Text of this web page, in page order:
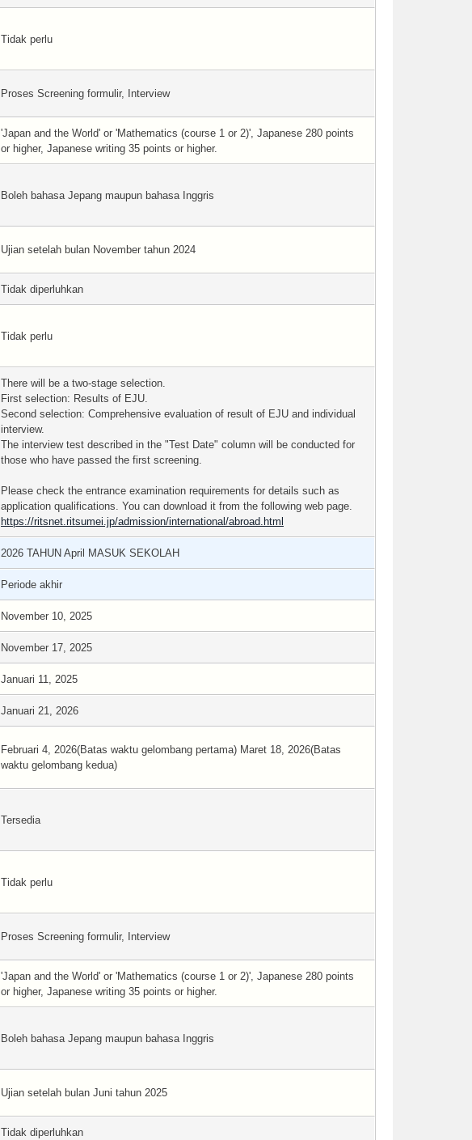
Tidak perlu
Proses Screening formulir, Interview
'Japan and the World' or 'Mathematics (course 1 or 2)', Japanese 280 points
or higher, Japanese writing 35 points or higher.
Boleh bahasa Jepang maupun bahasa Inggris
Ujian setelah bulan November tahun 2024
Tidak diperluhkan
Tidak perlu
There will be a two-stage selection.
First selection: Results of EJU.
Second selection: Comprehensive evaluation of result of EJU and individual
interview.
The interview test described in the "Test Date" column will be conducted for
those who have passed the first screening.
Please check the entrance examination requirements for details such as
application qualifications. You can download it from the following web page.
https://ritsnet.ritsumei.jp/admission/international/abroad.html
2026 TAHUN April MASUK SEKOLAH
Periode akhir
November 10, 2025
November 17, 2025
Januari 11, 2025
Januari 21, 2026
Februari 4, 2026(Batas waktu gelombang pertama) Maret 18, 2026(Batas
waktu gelombang kedua)
Tersedia
Tidak perlu
Proses Screening formulir, Interview
'Japan and the World' or 'Mathematics (course 1 or 2)', Japanese 280 points
or higher, Japanese writing 35 points or higher.
Boleh bahasa Jepang maupun bahasa Inggris
Ujian setelah bulan Juni tahun 2025
Tidak diperluhkan